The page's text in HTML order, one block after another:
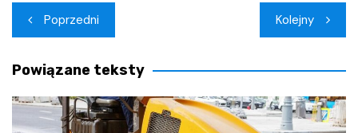
Nawigacja
wpisu
Poprzedni Kolejny
Powiązane teksty